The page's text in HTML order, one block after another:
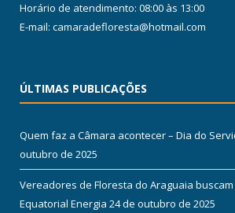
Horário de atendimento: 08:00 às 13:00
E-mail: camaradefloresta@hotmail.com
ÚLTIMAS PUBLICAÇÕES
Quem faz a Câmara acontecer – Dia do
outubro de 2025
Vereadores de Floresta do Araguaia
Equatorial Energia 24 de outubro de 2025